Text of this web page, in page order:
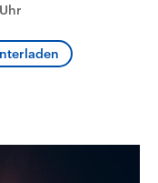
Beiträge,
und
die Vereinigten
mächtigsten Ländern